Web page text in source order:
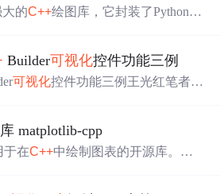
）。 二．需求分析： 1.问题描
大的C++绘图库，它封装了Python M
式应用程序，实现实时数据更新和
Builder可视化控件功能三例
可视化控件功能三例王光红笔者在
PageControl之ActivePage的标头较
体效果，笔者经过改进达到了“弹
matplotlib-cpp
于在C++中绘制图表的开源库。它